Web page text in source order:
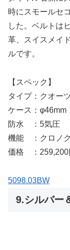
時にスモールセ
した。ベルトは
革、スイスメイ
ルです。
【スペック】
タイプ：クオー
ケース：φ46mm
防水 ：5気圧
機能 ：クロノ
価格 ：259,200
5098.03BW
9.シルバー